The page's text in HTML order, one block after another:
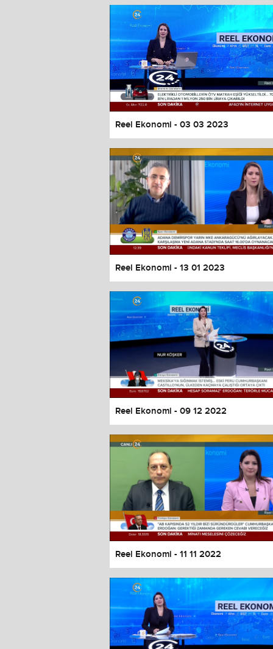
Reel Ekonomi - 03 03 2023
Reel Ekonomi - 13 01 2023
Reel Ekonomi - 09 12 2022
Reel Ekonomi - 11 11 2022